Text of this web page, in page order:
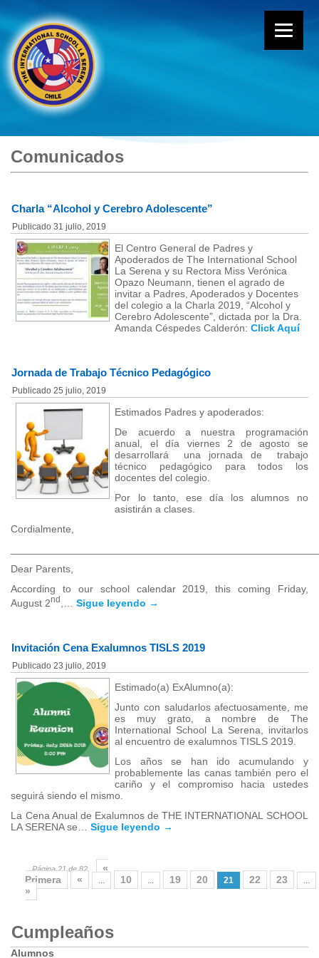
Comunicados
Charla “Alcohol y Cerebro Adolescente”
Publicado 31 julio, 2019
El Centro General de Padres y
Apoderados de The International School
La Serena y su Rectora Miss Verónica
Opazo Neumann, tienen el agrado de
invitar a Padres, Apoderados y Docentes
del colegio a la Charla 2019, “Alcohol y
Cerebro Adolescente”, dictada por la Dra.
Amanda Céspedes Calderón:Click Aquí
Jornada de Trabajo Técnico Pedagógico
Publicado 25 julio, 2019
Estimados Padres y apoderados:
De acuerdo a nuestra programación
anual, el día viernes 2 de agosto se
desarrollará una jornada de trabajo
técnico pedagógico para todos los
docentes del colegio.
Por lo tanto, ese día los alumnos no
asistirán a clases.
Cordialmente,
Dear Parents,
According to our school calendar 2019, this coming Friday,
August 2nd ,…Sigue leyendo →
Invitación Cena Exalumnos TISLS 2019
Publicado 23 julio, 2019
Estimado(a) ExAlumno(a):
Junto con saludarlos afectuosamente, me
es muy grato, a nombre de The
International School La Serena, invitarlos
al encuentro de exalumnos TISLS 2019.
Los años se han ido acumulando y
probablemente las canas también pero el
cariño y el compromiso hacia ustedes
seguirá siendo el mismo.
La Cena Anual de Exalumnos de THE INTERNATIONAL SCHOOL
LA SERENA se…Sigue leyendo →
Página 21 de 82
«
Primera
« ... 10 ... 19 20 21 22 23 ...
»
Cumpleaños
Alumnos